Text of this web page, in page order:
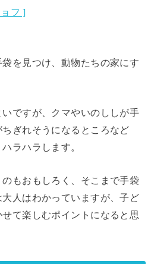
フ ]
を見つけ、動物たちの家にす
ですが、クマやいのししが手
ぎれそうになるところなど
ラハラします。
もおもしろく、そこまで手袋
人はわかっていますが、子ど
て楽しむポイントになると思